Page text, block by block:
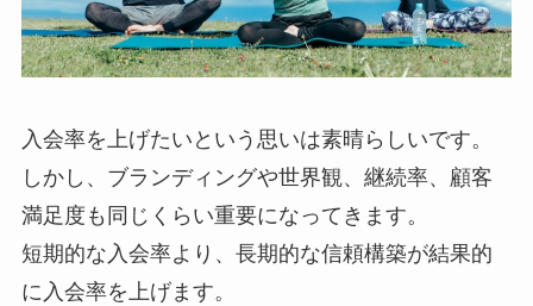
入会率を上げたいという思いは素晴らしいです。
しかし、ブランディングや世界観、継続率、顧客
満足度も同じくらい重要になってきます。
短期的な入会率より、長期的な信頼構築が結果的
に入会率を上げます。